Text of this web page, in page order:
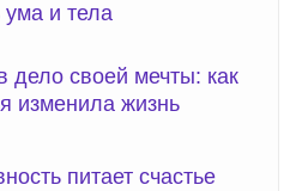
и тела
своей мечты: как
изменила жизнь
питает счастье